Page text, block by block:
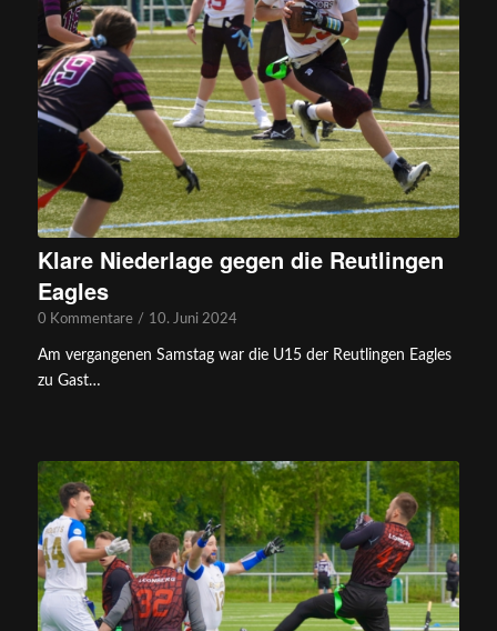
Klare Niederlage gegen die Reutlingen
Eagles
0 Kommentare / 10. Juni 2024
Am vergangenen Samstag war die U15 der Reutlingen Eagles
zu Gast…